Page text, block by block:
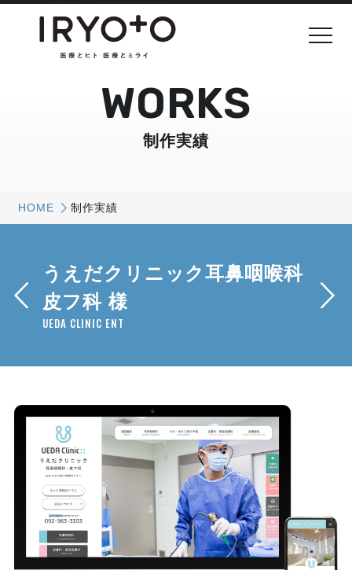
WORKS
制作実績
HOME 制作実績
うえだクリニック耳鼻咽喉科
皮フ科 様
UEDA CLINIC ENT